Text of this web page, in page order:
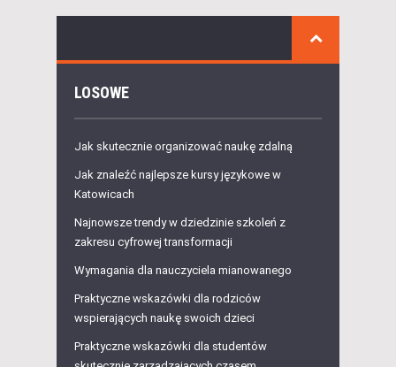
LOSOWE
Jak skutecznie organizować naukę zdalną
Jak znaleźć najlepsze kursy językowe w
Katowicach
Najnowsze trendy w dziedzinie szkoleń z
zakresu cyfrowej transformacji
Wymagania dla nauczyciela mianowanego
Praktyczne wskazówki dla rodziców
wspierających naukę swoich dzieci
Praktyczne wskazówki dla studentów